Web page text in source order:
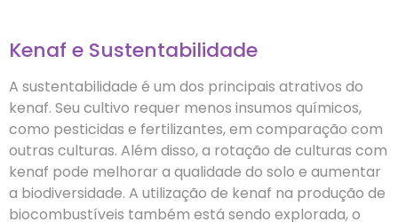
Kenaf e Sustentabilidade
A sustentabilidade é um dos principais atrativos do
kenaf. Seu cultivo requer menos insumos químicos,
como pesticidas e fertilizantes, em comparação com
outras culturas. Além disso, a rotação de culturas com
kenaf pode melhorar a qualidade do solo e aumentar
a biodiversidade. A utilização de kenaf na produção de
biocombustíveis também está sendo explorada, o